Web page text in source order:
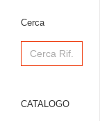
Cerca
Search
for:
CATALOGO